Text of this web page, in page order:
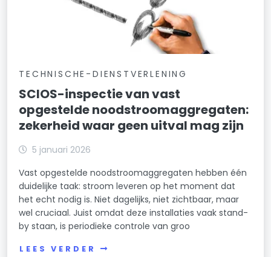
TECHNISCHE-DIENSTVERLENING
SCIOS-inspectie van vast
opgestelde noodstroomaggregaten:
zekerheid waar geen uitval mag zijn
5 januari 2026
Vast opgestelde noodstroomaggregaten hebben één
duidelijke taak: stroom leveren op het moment dat
het echt nodig is. Niet dagelijks, niet zichtbaar, maar
wel cruciaal. Juist omdat deze installaties vaak stand-
by staan, is periodieke controle van groo
LEES VERDER